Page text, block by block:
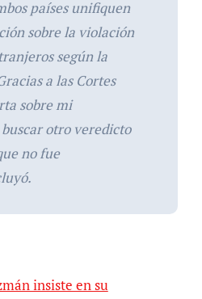
países unifiquen
sobre la violación
según la
a las Cortes
sobre mi
otro veredicto
no fue
insiste en su